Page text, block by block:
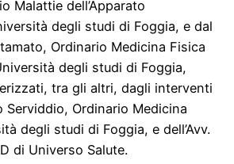
Malattie dell’Apparato
degli studi di Foggia, e dal
Ordinario Medicina Fisica
degli studi di Foggia,
tra gli altri, dagli interventi
Serviddio, Ordinario Medicina
degli studi di Foggia, e dell’Avv.
di Universo Salute.